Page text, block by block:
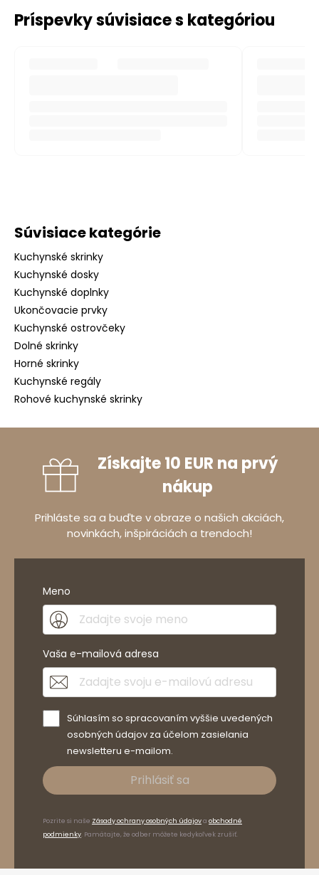
Príspevky súvisiace s kategóriou
Súvisiace kategórie
Kuchynské skrinky
Kuchynské dosky
Kuchynské doplnky
Ukončovacie prvky
Kuchynské ostrovčeky
Dolné skrinky
Horné skrinky
Kuchynské regály
Rohové kuchynské skrinky
Získajte 10 EUR na prvý
nákup
Prihláste sa a buďte v obraze o našich akciách,
novinkách, inšpiráciách a trendoch!
Meno
Vaša e-mailová adresa
Súhlasím so spracovaním vyššie uvedených
osobných údajov za účelom zasielania
newsletteru e-mailom.
Prihlásiť sa
Pozrite si naše Zásady ochrany osobných údajova obchodné
podmienky. Pamätajte, že odber môžete kedykoľvek zrušiť.